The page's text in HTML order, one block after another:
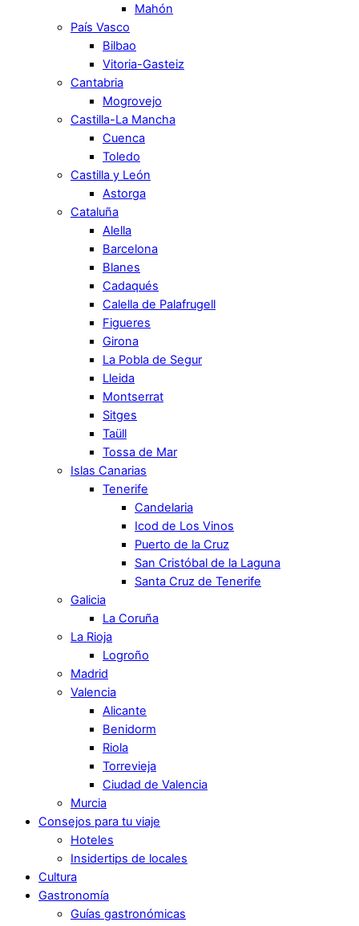
Mahón
País Vasco
Bilbao
Vitoria-Gasteiz
Cantabria
Mogrovejo
Castilla-La Mancha
Cuenca
Toledo
Castilla y León
Astorga
Cataluña
Alella
Barcelona
Blanes
Cadaqués
Calella de Palafrugell
Figueres
Girona
La Pobla de Segur
Lleida
Montserrat
Sitges
Taüll
Tossa de Mar
Islas Canarias
Tenerife
Candelaria
Icod de Los Vinos
Puerto de la Cruz
San Cristóbal de la Laguna
Santa Cruz de Tenerife
Galicia
La Coruña
La Rioja
Logroño
Madrid
Valencia
Alicante
Benidorm
Riola
Torrevieja
Ciudad de Valencia
Murcia
Consejos para tu viaje
Hoteles
Insidertips de locales
Cultura
Gastronomía
Guías gastronómicas